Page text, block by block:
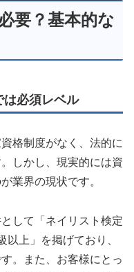
要？基本的な
は必須レベル
格制度がなく、法的に
しかし、現実的には資
業界の現状です。
して「ネイリスト検定
上」を掲げており、
。また、お客様にとっ